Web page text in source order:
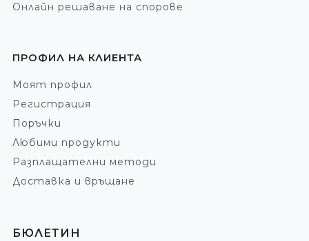
Онлайн решаване на спорове
ПРОФИЛ НА КЛИЕНТА
Моят профил
Регистрация
Поръчки
Любими продукти
Разплащателни методи
Доставка и връщане
БЮЛЕТИН